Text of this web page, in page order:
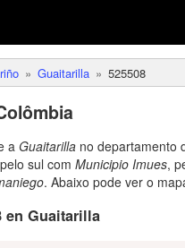
Guaitarilla 525508
a Guaitarilla no departamento
sul com Municipio Imues,
. Abaixo pode ver o
en Guaitarilla